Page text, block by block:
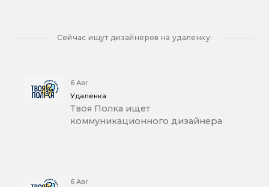
Сейчас ищут дизайнеров на удаленку:
6 Авг
Удаленка
Твоя Полка ищет
коммуникационного дизайнера
6 Авг